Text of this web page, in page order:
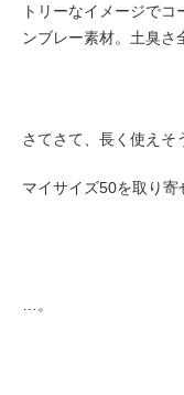
トリーなイメージで
ンブレー素材。土臭さ
さてさて、長く使えそ
マイサイズ50を取り寄
…。